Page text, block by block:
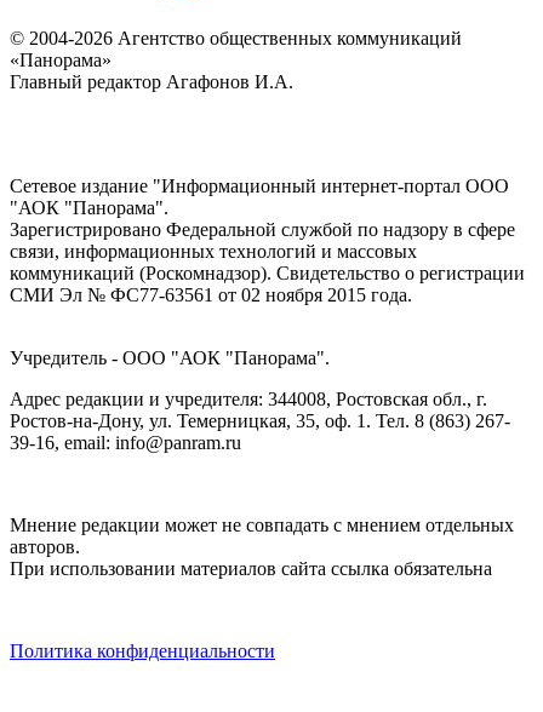
© 2004-2026 Агентство общественных коммуникаций
«Панорама»
Главный редактор Агафонов И.А.
Сетевое издание "Информационный интернет-портал ООО
"АОК "Панорама".
Зарегистрировано Федеральной службой по надзору в сфере
связи, информационных технологий и массовых
коммуникаций (Роскомнадзор). Cвидетельство о регистрации
СМИ Эл № ФС77-63561 от 02 ноября 2015 года.
Учредитель - ООО "АОК "Панорама".
Адрес редакции и учредителя: 344008, Ростовская обл., г.
Ростов-на-Дону, ул. Темерницкая, 35, оф. 1. Тел. 8 (863) 267-
39-16, email: info@panram.ru
Мнение редакции может не совпадать с мнением отдельных
авторов.
При использовании материалов сайта ссылка обязательна
Политика конфиденциальности